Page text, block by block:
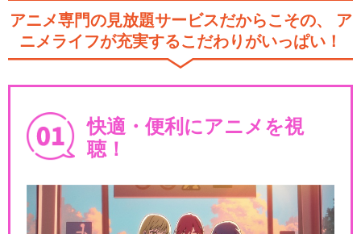
忍たま乱太郎 第31シリーズ
忍たま乱太郎 第33シリーズ
アニメ専門の見放題サービスだからこその、
ア
ニメライフが充実するこだわりがいっぱい！
快適・便利にアニメを視
聴！